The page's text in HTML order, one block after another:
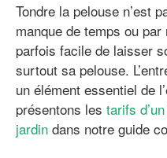
Tondre la pelouse n’est
manque de temps ou
parfois facile de laisser
surtout sa pelouse.
un élément essentiel de
présentons les tarifs
jardin dans notre guide